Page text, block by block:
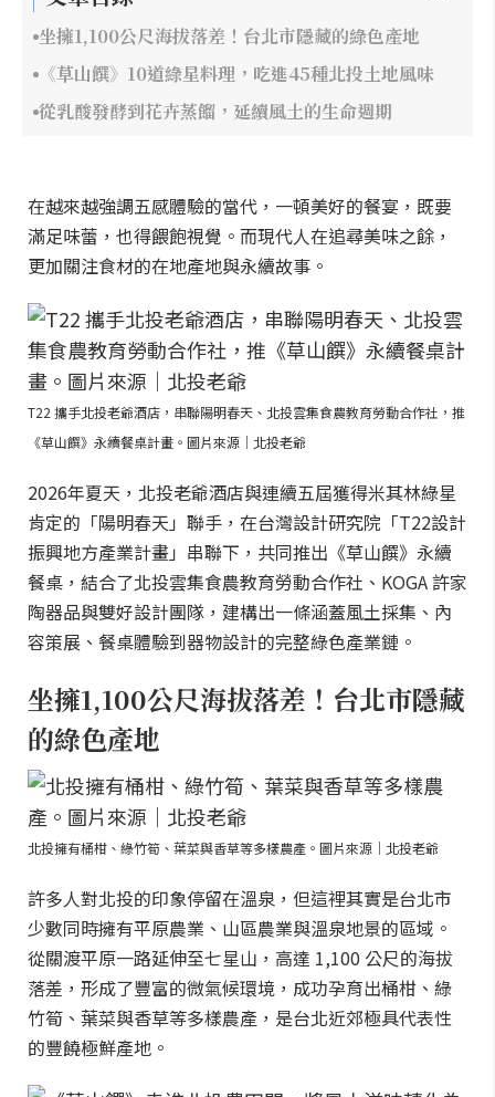
坐擁1,100公尺海拔落差！台北市隱藏的綠色產地
《草山饌》10道綠星料理，吃進45種北投土地風味
從乳酸發酵到花卉蒸餾，延續風土的生命週期
在越來越強調五感體驗的當代，一頓美好的餐宴，既要
滿足味蕾，也得餵飽視覺。而現代人在追尋美味之餘，
更加關注食材的在地產地與永續故事。
T22 攜手北投老爺酒店，串聯陽明春天、北投雲集食農教育勞動合作社，推
《草山饌》永續餐桌計畫。圖片來源｜北投老爺
2026年夏天，北投老爺酒店與連續五屆獲得米其林綠星
肯定的「陽明春天」聯手，在台灣設計研究院「T22設計
振興地方產業計畫」串聯下，共同推出《草山饌》永續
餐桌，結合了北投雲集食農教育勞動合作社、KOGA 許家
陶器品與雙好設計團隊，建構出一條涵蓋風土採集、內
容策展、餐桌體驗到器物設計的完整綠色產業鏈。
坐擁1,100公尺海拔落差！台北市隱藏
的綠色產地
北投擁有桶柑、綠竹筍、葉菜與香草等多樣農產。圖片來源｜北投老爺
許多人對北投的印象停留在溫泉，但這裡其實是台北市
少數同時擁有平原農業、山區農業與溫泉地景的區域。
從關渡平原一路延伸至七星山，高達 1,100 公尺的海拔
落差，形成了豐富的微氣候環境，成功孕育出桶柑、綠
竹筍、葉菜與香草等多樣農產，是台北近郊極具代表性
的豐饒極鮮產地。